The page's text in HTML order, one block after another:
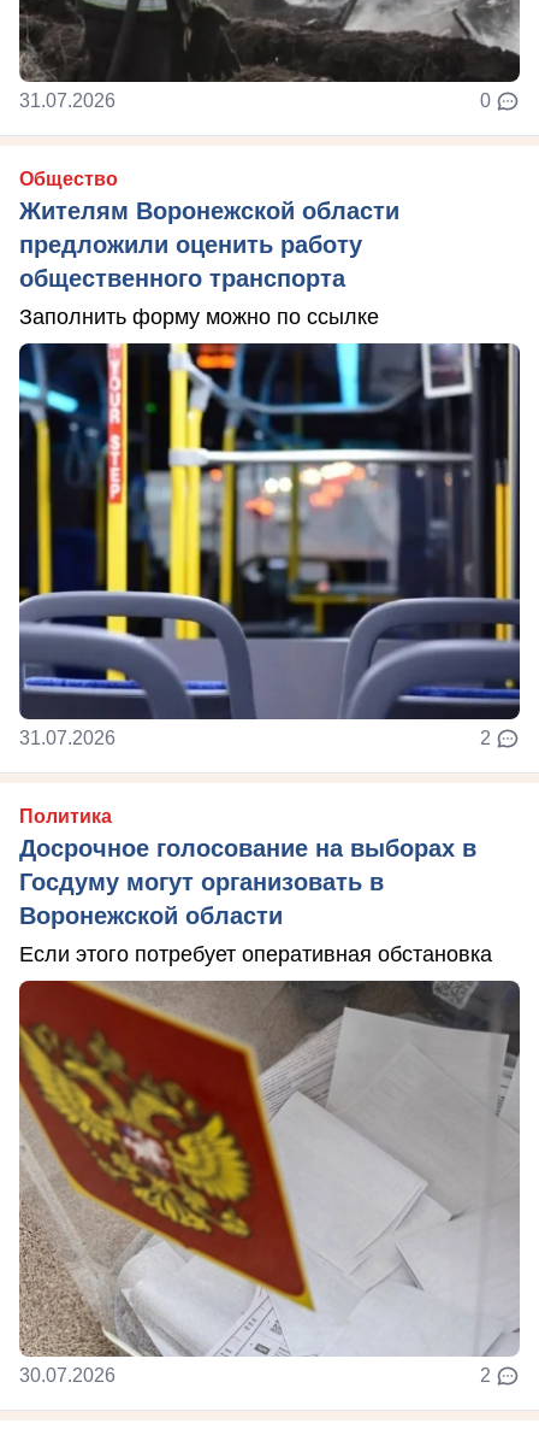
31.07.2026 0
Общество
Жителям Воронежской области
предложили оценить работу
общественного транспорта
Заполнить форму можно по ссылке
31.07.2026 2
Политика
Досрочное голосование на выборах в
Госдуму могут организовать в
Воронежской области
Если этого потребует оперативная обстановка
30.07.2026 2